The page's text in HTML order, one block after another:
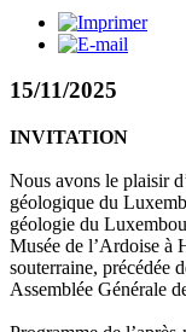
15/11/2025
INVITATION
Nous avons le plaisir
géologique du
géologie du
Musée de l’Ardoise à
souterraine, précédée
Assemblée Générale